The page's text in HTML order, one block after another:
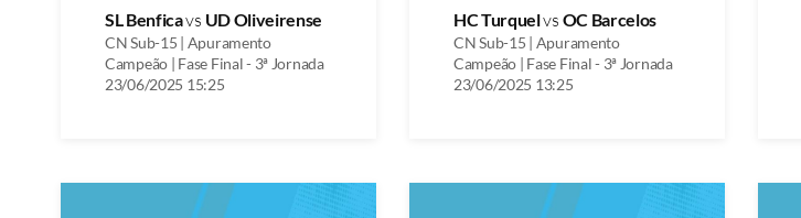
SL Benficavs UD Oliveirense
CN Sub-15 | Apuramento
Campeão | Fase Final - 3ª Jornada
23/06/2025 15:25
HC Turquelvs OC Barcelos
CN Sub-15 | Apuramento
Campeão | Fase Final - 3ª Jornada
23/06/2025 13:25